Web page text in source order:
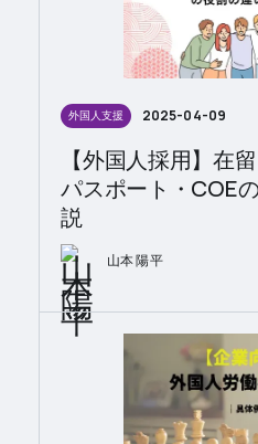
外国人支援 2025-04-09
【外国人採用】在
パスポート・COE
説
山本 陽平